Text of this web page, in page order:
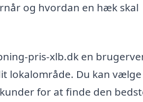
og hvordan en hæk skal
pris-xlb.dk en
lokalområde. Du kan vælge
for at finde den